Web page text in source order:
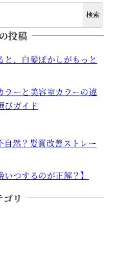
検索
投稿
と、白髪ぼかしがもっと
ラーと美容室カラーの違
びガイド
自然？髪質改善ストレー
いつするのが正解？】
ゴリ